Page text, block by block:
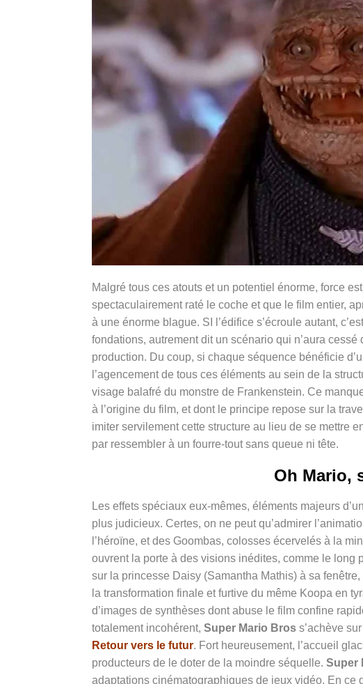
Malgré tous ces atouts et un potentiel énorme, force
spectaculairement raté le coche et que le film entier,
à une énorme blague. SI l’édifice s’écroule autant,
fondations, autrement dit un scénario qui n’aura
production. Du coup, si chaque séquence bénéficie
l’agencement de tous ces éléments au sein de la
visage balafré du monstre de Frankenstein. Ce
à l’origine du film, et dont le principe repose sur la
imiter servilement cette structure au lieu de se mettre
par ressembler à un fourre-tout sans queue ni tête.
Oh Mario,
Les effets spéciaux eux-mêmes, éléments majeurs
plus judicieux. Certes, on ne peut qu’admirer
l’héroïne, et des Goombas, colosses écervelés à la
ouvrent la porte à des visions inédites, comme le
sur la princesse Daisy (Samantha Mathis) à sa
la transformation finale et furtive du même Koopa en
d’images de synthèses dont abuse le film confine
totalement incohérent, Super Mario Bros s’achève
Retour vers le futur. Fort heureusement, l’accueil
producteurs de le doter de la moindre séquelle. Super
adaptations cinématographiques de jeux vidéo. En ce